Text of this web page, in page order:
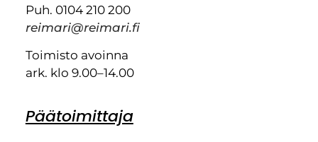
Puh. 0104 210 200
reimari@reimari.fi
Toimisto avoinna
ark. klo 9.00–14.00
Päätoimittaja